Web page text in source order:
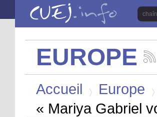
Aller au contenu principal
EUROPE
les
de
la
Accueil Europe
« Mariya Gabriel